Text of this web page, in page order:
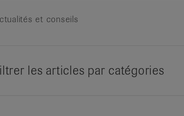
et conseils
les articles par catégories